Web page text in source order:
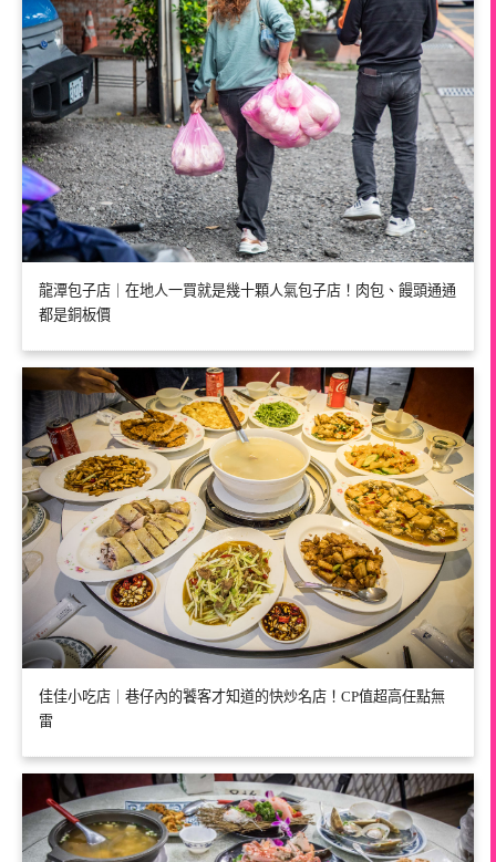
龍潭包子店｜在地人一買就是幾十顆人氣包子店！肉包、饅頭通通
都是銅板價
佳佳小吃店｜巷仔內的饕客才知道的快炒名店！CP值超高任點無
雷